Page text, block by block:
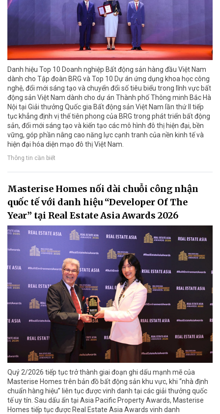
Danh hiệu Top 10 Doanh nghiệp Bất động sản hàng đầu Việt Nam
dành cho Tập đoàn BRG và Top 10 Dự án ứng dụng khoa học công
nghệ, đổi mới sáng tạo và chuyển đổi số tiêu biểu trong lĩnh vực bất
động sản Việt Nam dành cho dự án Thành phố Thông minh Bắc Hà
Nội tại Giải thưởng Quốc gia Bất động sản Việt Nam lần thứ II tiếp
tục khẳng định vị thế tiên phong của BRG trong phát triển bất động
sản, đổi mới sáng tạo và kiến tạo các mô hình đô thị hiện đại, bền
vững, góp phần nâng cao năng lực cạnh tranh của nền kinh tế và
hiện đại hóa diện mạo đô thị Việt Nam.
Thông tin cần biết
Masterise Homes nối dài chuỗi công nhận
quốc tế với danh hiệu “Developer Of The
Year” tại Real Estate Asia Awards 2026
Quý 2/2026 tiếp tục trở thành giai đoạn ghi dấu mạnh mẽ của
Masterise Homes trên bản đồ bất động sản khu vực, khi “nhà định
chuẩn hàng hiệu” liên tục được vinh danh tại các giải thưởng quốc
tế uy tín. Sau dấu ấn tại Asia Pacific Property Awards, Masterise
Homes tiếp tục được Real Estate Asia Awards vinh danh